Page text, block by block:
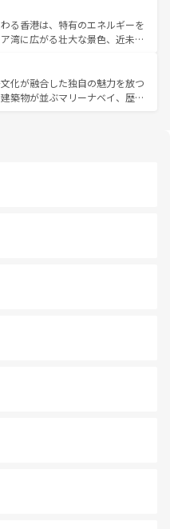
、ベトナムコーヒーなどは、ぜ
地域を訪れてもあたたかい人々
で、きっと忘れられない旅にな
部ではチェンマイなどの山岳地
ではプーケットやクラビの美し
楽しむことができる。タイ料理
で、どの季節にも異なる楽しみ
いタイの人々、仏教を中心とし
資源が、訪れる旅人を魅了し続
る香港は、特有のエネルギーを
湾に広がる壮大な景色、近未来
るはず。観光スポットが密集し
を回れるのも魅力。息をのむよ
まで、香港を存分に楽しみ尽く
化が融合した独自の魅力を放つ
築物が並ぶマリーナベイ、歴史
情を楽しめる外せないスポット